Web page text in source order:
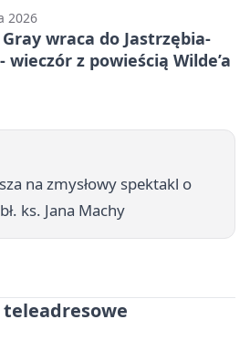
2026
wraca do Jastrzębia-
wieczór z powieścią Wilde’a
na zmysłowy spektakl o
ks. Jana Machy